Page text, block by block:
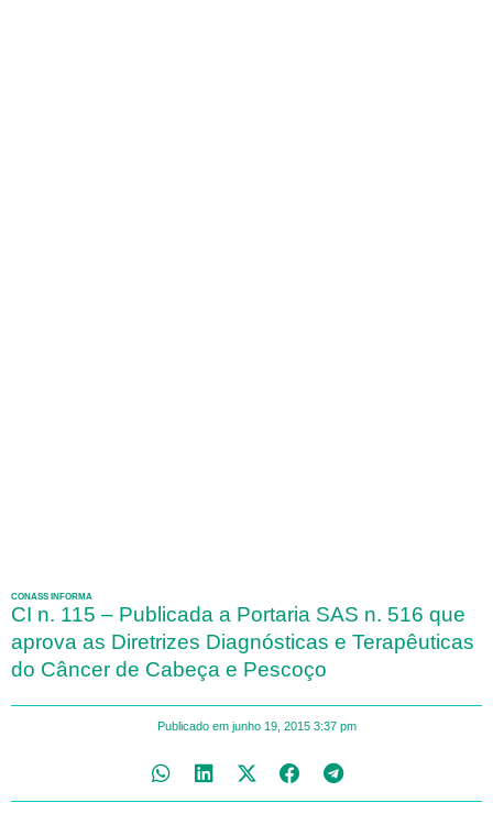
CONASS INFORMA
CI n. 115 – Publicada a Portaria SAS n. 516 que
aprova as Diretrizes Diagnósticas e Terapêuticas
do Câncer de Cabeça e Pescoço
Publicado em junho 19, 2015 3:37 pm